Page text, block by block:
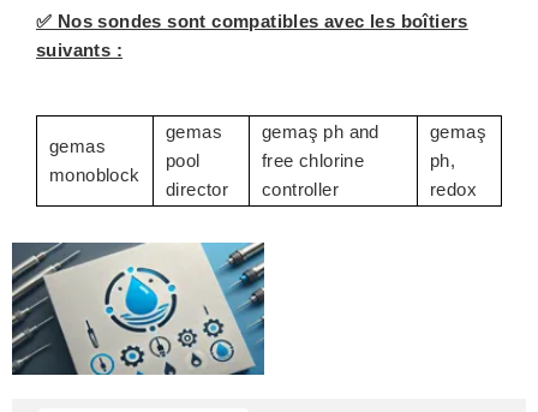
✅ Nos sondes sont compatibles avec les boîtiers
suivants :
gemas
monoblock
gemas
pool
director
gemaş ph and
free chlorine
controller
gemaş
ph,
redox